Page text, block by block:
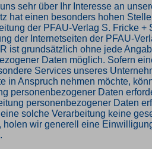
sehr über Ihr Interesse an
hat einen besonders hohen
der PFAU-Verlag S. Fricke +
der Internetseiten der PFAU-
ist grundsätzlich ohne jede
Daten möglich. Sofern
Services unseres
in Anspruch nehmen möchte,
personenbezogener Daten
personenbezogener Daten
solche Verarbeitung keine
holen wir generell eine